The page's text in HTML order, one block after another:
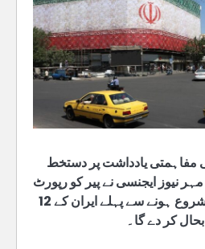
کے ساتھ 14 نکاتی مفاہمتی یادداشت پر دستخط
مہر نیوز ایجنسی نے پیر کو رپورٹ
کیا کہ امریکہ مذاکرات شروع ہونے سے پہلے ایران کے 12
کر دے گا۔